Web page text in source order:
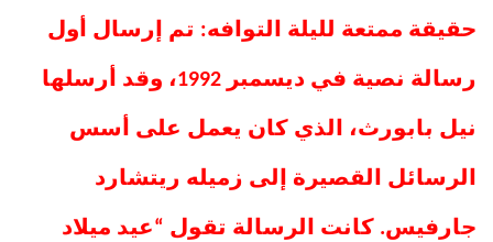
حقيقة ممتعة لليلة التوافه: تم إرسال أول
رسالة نصية في ديسمبر 1992، وقد أرسلها
نيل بابورث، الذي كان يعمل على أسس
الرسائل القصيرة إلى زميله ريتشارد
جارفيس. كانت الرسالة تقول “عيد ميلاد